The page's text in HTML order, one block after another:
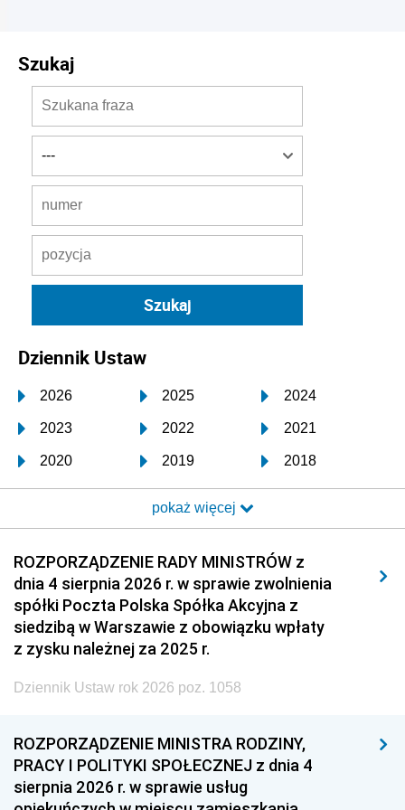
Szukaj
Dziennik Ustaw
2026 2025 2024
2023 2022 2021
2020 2019 2018
2017 2016 2015
2014 2013 2012
2011 2010 2009
2008 2007 2006
2005 2004 2003
2002 2001
1999 1998
1993 1992 1991
1990 1989
pokaż więcej
ROZPORZĄDZENIE RADY MINISTRÓW z
dnia 4 sierpnia 2026 r. w sprawie zwolnienia
spółki Poczta Polska Spółka Akcyjna z
siedzibą w Warszawie z obowiązku wpłaty
z zysku należnej za 2025 r.
Dziennik Ustaw rok 2026 poz. 1058
ROZPORZĄDZENIE MINISTRA RODZINY,
PRACY I POLITYKI SPOŁECZNEJ z dnia 4
sierpnia 2026 r. w sprawie usług